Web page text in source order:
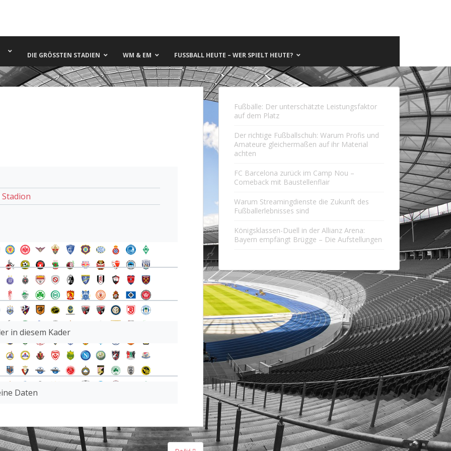
DIE GRÖSSTEN STADIEN WM & EM FUSSBALL HEUTE – WER SPIELT HEUTE?
in diesem Kader
Daten
Fußbälle: Der unterschätzte Leistungsfaktor
auf dem Platz
Der richtige Fußballschuh: Warum Profis und
Amateure gleichermaßen auf ihr Material
achten
FC Barcelona zurück im Camp Nou –
Comeback mit Baustellenflair
Warum Streamingdienste die Zukunft des
Fußballerlebnisses sind
Königsklassen-Duell in der Allianz Arena:
Bayern empfängt Brügge – Die Aufstellungen